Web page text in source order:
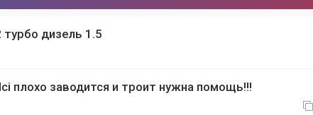
турбо дизель 1.5
плохо заводится и троит нужна помощь!!!